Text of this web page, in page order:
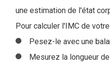
une estimation de l'état
Pour calculer l'IMC de votre
Pesez-le avec une
Mesurez la longueur